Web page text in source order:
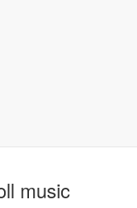
music